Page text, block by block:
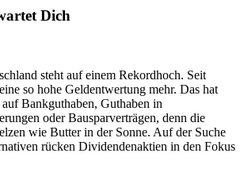
Dich
steht auf einem Rekordhoch. Seit
so hohe Geldentwertung mehr. Das hat
Bankguthaben, Guthaben in
oder Bausparverträgen, denn die
wie Butter in der Sonne. Auf der Suche
rücken Dividendenaktien in den Fokus